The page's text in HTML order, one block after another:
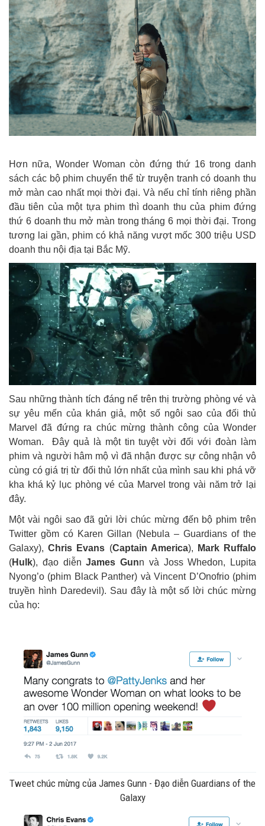
Hơn nữa, Wonder Woman còn đứng thứ 16 trong danh
sách các bộ phim chuyển thể từ truyện tranh có doanh thu
mở màn cao nhất mọi thời đại. Và nếu chỉ tính riêng phần
đầu tiên của một tựa phim thì doanh thu của phim đứng
thứ 6 doanh thu mở màn trong tháng 6 mọi thời đại. Trong
tương lai gần, phim có khả năng vượt mốc 300 triệu USD
doanh thu nội địa tại Bắc Mỹ.
Sau những thành tích đáng nể trên thị trường phòng vé và
sự yêu mến của khán giả, một số ngôi sao của đối thủ
Marvel đã đứng ra chúc mừng thành công của Wonder
Woman. Đây quả là một tin tuyệt vời đối với đoàn làm
phim và người hâm mộ vì đã nhận được sự công nhận vô
cùng có giá trị từ đối thủ lớn nhất của mình sau khi phá vỡ
kha khá kỷ lục phòng vé của Marvel trong vài năm trở lại
đây.
Một vài ngôi sao đã gửi lời chúc mừng đến bộ phim trên
Twitter gồm có Karen Gillan (Nebula – Guardians of the
Galaxy),Chris Evans (Captain America),
Mark Ruffalo
(Hulk), đạo diễnJames Gunn và Joss Whedon, Lupita
Nyong’o (phim Black Panther) và Vincent D’Onofrio (phim
truyền hình Daredevil). Sau đây là một số lời chúc mừng
của họ:
Tweet chúc mừng của James Gunn - Đạo diễn Guardians of the
Galaxy